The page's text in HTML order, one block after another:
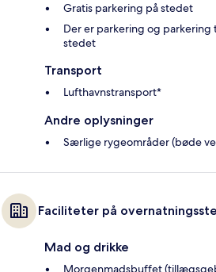
Gratis parkering på stedet
Der er parkering og
stedet
Transport
Lufthavnstransport*
Andre oplysninger
Særlige rygeområder (bøde
Faciliteter på
Mad og drikke
Morgenmadsbuffet